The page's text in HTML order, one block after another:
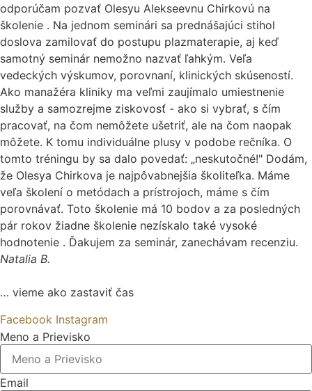
odporúčam pozvať Olesyu Alekseevnu Chirkovú na
školenie . Na jednom seminári sa prednášajúci stihol
doslova zamilovať do postupu plazmaterapie, aj keď
samotný seminár nemožno nazvať ľahkým. Veľa
vedeckých výskumov, porovnaní, klinických skúseností.
Ako manažéra kliniky ma veľmi zaujímalo umiestnenie
služby a samozrejme ziskovosť - ako si vybrať, s čím
pracovať, na čom nemôžete ušetriť, ale na čom naopak
môžete. K tomu individuálne plusy v podobe rečníka. O
tomto tréningu by sa dalo povedať: „neskutočné!" Dodám,
že Olesya Chirkova je najpôvabnejšia školiteľka. Máme
veľa školení o metódach a prístrojoch, máme s čím
porovnávať. Toto školenie má 10 bodov a za posledných
pár rokov žiadne školenie nezískalo také vysoké
hodnotenie . Ďakujem za seminár, zanechávam recenziu.
Natalia B.
… vieme ako zastaviť čas
Facebook Instagram
Meno a Prievisko
Email